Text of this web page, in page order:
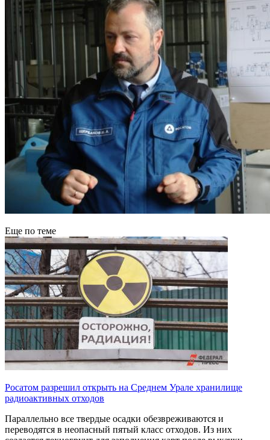
Еще по теме
Росатом разрешил открыть на Среднем Урале хранилище
радиоактивных отходов
Параллельно все твердые осадки обезвреживаются и
переводятся в неопасный пятый класс отходов. Из них